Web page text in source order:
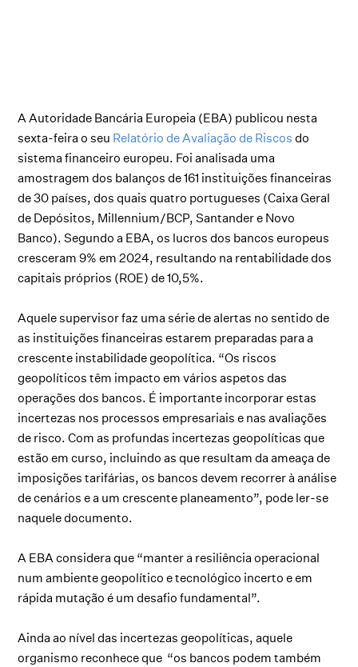
A Autoridade Bancária Europeia (EBA) publicou nesta
sexta-feira o seu Relatório de Avaliação de Riscos do
sistema financeiro europeu. Foi analisada uma
amostragem dos balanços de 161 instituições financeiras
de 30 países, dos quais quatro portugueses (Caixa Geral
de Depósitos, Millennium/BCP, Santander e Novo
Banco). Segundo a EBA, os lucros dos bancos europeus
cresceram 9% em 2024, resultando na rentabilidade dos
capitais próprios (ROE) de 10,5%.
Aquele supervisor faz uma série de alertas no sentido de
as instituições financeiras estarem preparadas para a
crescente instabilidade geopolítica. “Os riscos
geopolíticos têm impacto em vários aspetos das
operações dos bancos. É importante incorporar estas
incertezas nos processos empresariais e nas avaliações
de risco. Com as profundas incertezas geopolíticas que
estão em curso, incluindo as que resultam da ameaça de
imposições tarifárias, os bancos devem recorrer à análise
de cenários e a um crescente planeamento”, pode ler-se
naquele documento.
A EBA considera que “manter a resiliência operacional
num ambiente geopolítico e tecnológico incerto e em
rápida mutação é um desafio fundamental”.
Ainda ao nível das incertezas geopolíticas, aquele
organismo reconhece que “os bancos podem também